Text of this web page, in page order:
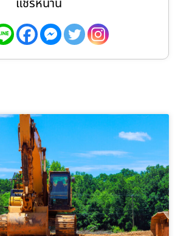
แชร์หน้านี้